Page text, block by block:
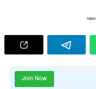
Join Now